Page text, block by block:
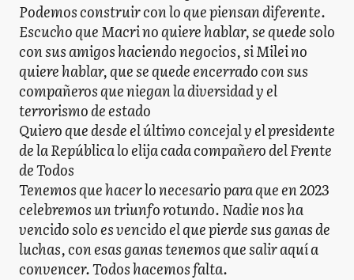
Podemos construir con lo que piensan diferente.
Escucho que Macri no quiere hablar, se quede solo
con sus amigos haciendo negocios, si Milei no
quiere hablar, que se quede encerrado con sus
compañeros que niegan la diversidad y el
terrorismo de estado
Quiero que desde el último concejal y el presidente
de la República lo elija cada compañero del Frente
de Todos
Tenemos que hacer lo necesario para que en 2023
celebremos un triunfo rotundo. Nadie nos ha
vencido solo es vencido el que pierde sus ganas de
luchas, con esas ganas tenemos que salir aquí a
convencer. Todos hacemos falta.